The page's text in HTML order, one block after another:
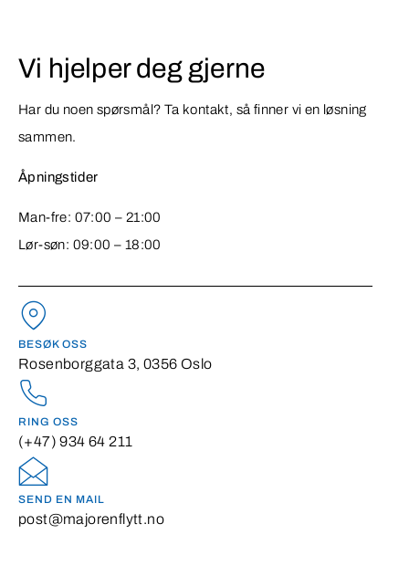
Vi hjelper deg gjerne
Har du noen spørsmål? Ta kontakt, så finner vi en løsning
sammen.
Åpningstider
Man-fre: 07:00 – 21:00
Lør-søn: 09:00 – 18:00
BESØK OSS
Rosenborggata 3, 0356 Oslo
RING OSS
(+47) 934 64 211
SEND EN MAIL
post@majorenflytt.no